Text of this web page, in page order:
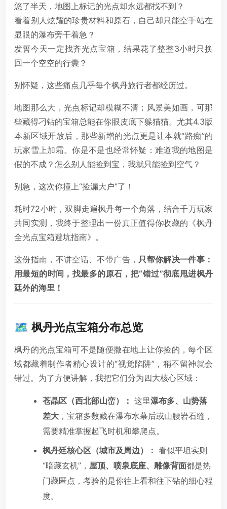
悠了半天，地图上标记的光点却永远都找不到？
看着别人炫耀的珍贵材料和原石，自己却只能空手站在
显眼的瀑布旁干着急？
发誓今天一定找齐光点宝箱，结果花了整整3小时只换
回一个空空的行囊？
别怀疑，这些痛点几乎每个枫丹旅行者都经历过。
地图那么大，光点标记却模糊不清；风景美如画，可那
些藏得刁钻的宝箱总能在你眼皮底下躲猫猫。尤其4.3版
本新区域开放后，那些新增的光点更是让本就“路痴”的
玩家雪上加霜。你是不是也经常怀疑：难道我的地图是
假的不成？怎么别人能捡到宝，我就只能捡到空气？
别急，这次你撞上“捡漏大户”了！
耗时72小时，双脚走遍枫丹每一个角落，结合千万玩家
共同实测，我终于整理出一份真正值得你收藏的《枫丹
全光点宝箱避坑指南》。
这份指南，不讲空话、不带广告， 只帮你解决一件事：
用最短的时间，找最多的原石，把“错过”彻底甩进枫丹
廷外的海里！
🗺️ 枫丹光点宝箱分布总览
枫丹的光点宝箱可不是随便撒在地上让你捡的，每个区
域都藏着制作者精心设计的“视觉陷阱”，稍不留神就会
错过。为了方便讲解，我把它们分为四大核心区域：
苍晶区（西北部山峦）： 这里瀑布多、山势落
差大 ，宝箱多数藏在瀑布水幕后或山腰岩石缝，
需要精准掌握起飞时机和攀爬点。
枫丹廷核心区（城市及周边）： 看似平坦实则
“暗藏玄机”， 屋顶、喷泉底座、雕像背面都是热
门藏匿点，考验的是你往上看和往下钻的细心程
度。